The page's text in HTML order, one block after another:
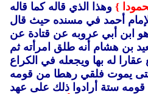
} وهذا الذي قاله كما قاله
أحمد في مسنده حيث قال
هو ابن أبي عروبه عن قتادة عن
بن هشام أنه طلق امرأته ثم
عقارا له بها ويجعله في الكراع
حتى يموت فلقي رهطا من قومه
ستة أرادوا ذلك على عهد